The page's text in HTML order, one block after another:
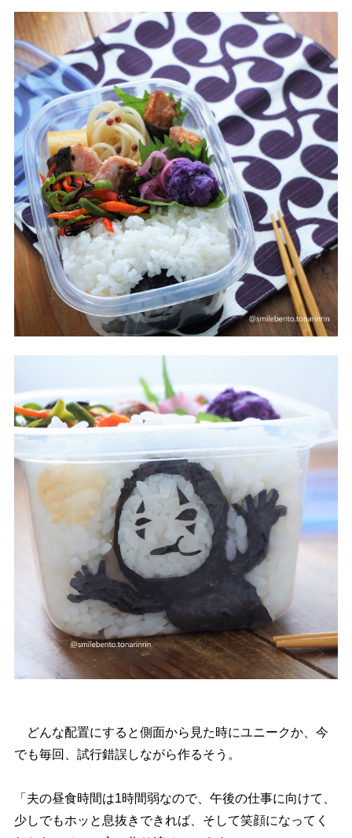
どんな配置にすると側面から見た時にユニークか、今
でも毎回、試行錯誤しながら作るそう。
「夫の昼食時間は1時間弱なので、午後の仕事に向けて、
少しでもホッと息抜きできれば、そして笑顔になってく